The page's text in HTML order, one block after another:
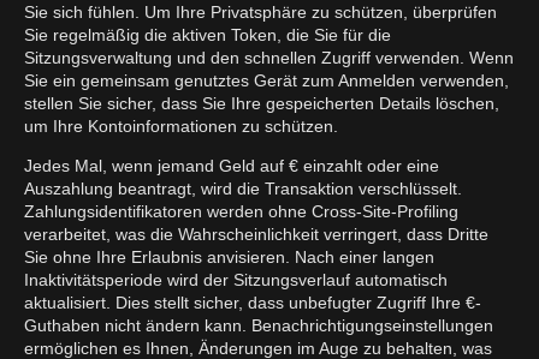
Sie sich fühlen. Um Ihre Privatsphäre zu schützen, überprüfen
Sie regelmäßig die aktiven Token, die Sie für die
Sitzungsverwaltung und den schnellen Zugriff verwenden. Wenn
Sie ein gemeinsam genutztes Gerät zum Anmelden verwenden,
stellen Sie sicher, dass Sie Ihre gespeicherten Details löschen,
um Ihre Kontoinformationen zu schützen.
Jedes Mal, wenn jemand Geld auf € einzahlt oder eine
Auszahlung beantragt, wird die Transaktion verschlüsselt.
Zahlungsidentifikatoren werden ohne Cross-Site-Profiling
verarbeitet, was die Wahrscheinlichkeit verringert, dass Dritte
Sie ohne Ihre Erlaubnis anvisieren. Nach einer langen
Inaktivitätsperiode wird der Sitzungsverlauf automatisch
aktualisiert. Dies stellt sicher, dass unbefugter Zugriff Ihre €-
Guthaben nicht ändern kann. Benachrichtigungseinstellungen
ermöglichen es Ihnen, Änderungen im Auge zu behalten, was